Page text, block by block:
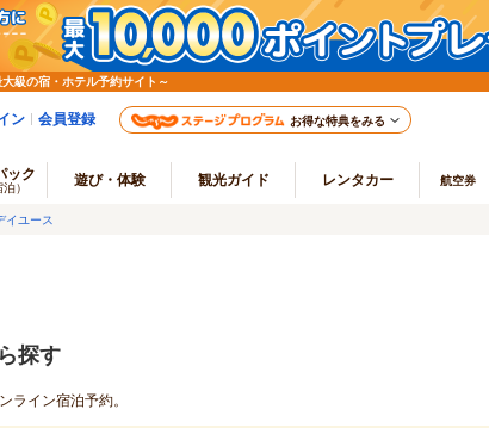
級の宿・ホテル予約サイト～
ン 会員登録 お得な特典をみる
ック
） 遊び・体験 観光ガイド レンタカー 航空券
イユース
探す
ライン宿泊予約。